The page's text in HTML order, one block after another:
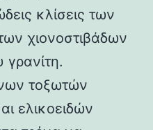
κλίσεις των
χιονοστιβάδων
γρανίτη.
τοξωτών
ελικοειδών